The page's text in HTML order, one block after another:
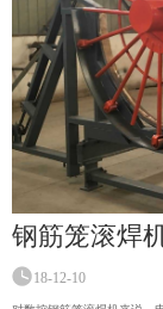
钢筋笼滚焊
18-12-10